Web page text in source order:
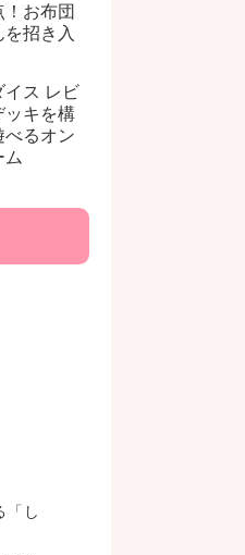
お布団
招き入
イス レビ
ッキを構
べるオン
ム
「し